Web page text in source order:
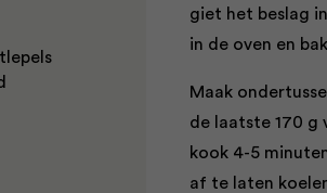
giet het beslag
in de oven en
Maak
de laatste 170 g
kook 4-5
af te laten